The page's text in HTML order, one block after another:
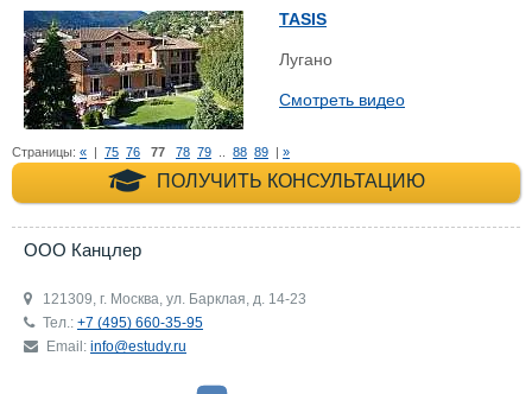
TASIS
Лугано
Смотреть видео
Страницы: « | 75 76 77 78 79 88 89 | »
ПОЛУЧИТЬ КОНСУЛЬТАЦИЮ
+7 (495) 660-35-
ООО Канцлер
121309, г. Москва, ул. Барклая, д. 14-23
Тел.: +7 (495) 660-35-95
Email: info@estudy.ru